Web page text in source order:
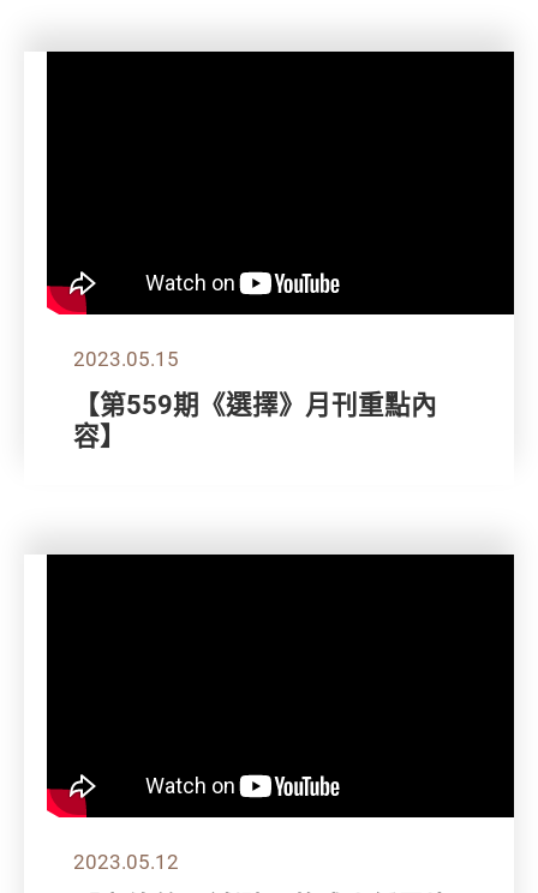
2023.05.15
【第559期《選擇》月刊重點內
容】
2023.05.12